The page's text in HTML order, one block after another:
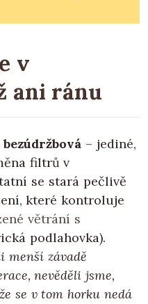
v
ani ránu
– jediné,
filtrů v
se stará pečlivě
které kontroluje
větrání s
podlahovka).
menší závadě
nevěděli jsme,
se v tom horku nedá